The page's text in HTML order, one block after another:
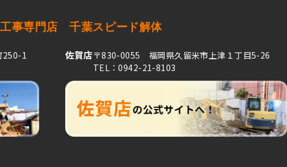
工事専門店千葉スピード解体
250-1
佐賀店〒830-0055 福岡県久留米市上津１丁目5-26
TEL：0942-21-8103